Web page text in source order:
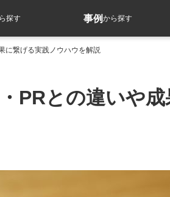
探す 事例から探す
に繋げる実践ノウハウを解説
PRとの違いや